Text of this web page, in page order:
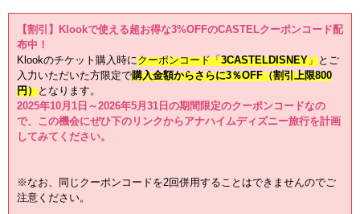
【割引】Klookで使える超お得な3%OFFのCASTELクーポンコード配
布中！
Klookのチケット購入時にクーポンコード「3CASTELDISNEY」とご
入力いただいた方限定で購入金額からさらに3％OFF（割引上限800
円）となります。
2025年10月1日～2026年5月31日の期間限定のクーポンコードなの
で、この機会にぜひ下のリンクからアナハイムディズニー旅行を計画
してみてください。
※なお、同じクーポンコードを2回併用することはできませんのでご
注意ください。